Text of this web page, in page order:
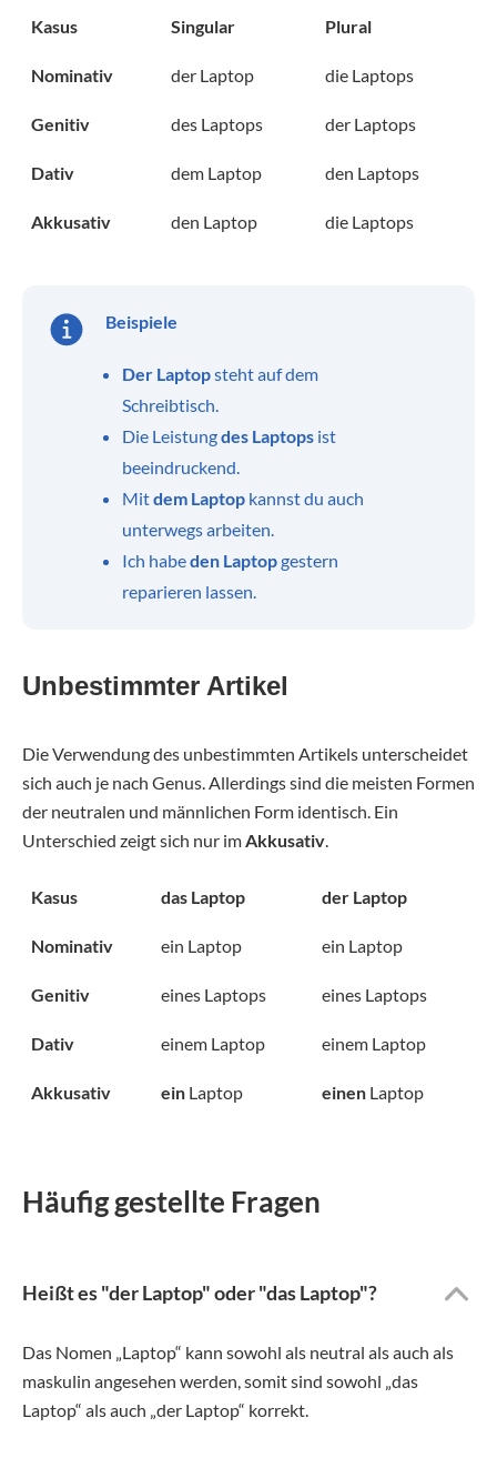
Kasus Singular Plural
Nominativ der Laptop die Laptops
Genitiv des Laptops der Laptops
Dativ dem Laptop den Laptops
Akkusativ den Laptop die Laptops
Beispiele
Der Laptopsteht auf dem
Schreibtisch.
Die Leistungdes Laptops ist
beeindruckend.
Mitdem Laptop kannst du auch
unterwegs arbeiten.
Ich habeden Laptopgestern
reparieren lassen.
Unbestimmter Artikel
Die Verwendung des unbestimmten Artikels unterscheidet
sich auch je nach Genus. Allerdings sind die meisten Formen
der neutralen und männlichen Form identisch. Ein
Unterschied zeigt sich nur imAkkusativ.
Kasus das Laptop der Laptop
Nominativ ein Laptop ein Laptop
Genitiv eines Laptops eines Laptops
Dativ einem Laptop einem Laptop
Akkusativ ein Laptop einen Laptop
Häufig gestellte Fragen
Heißt es "der Laptop" oder "das Laptop"?
Das Nomen „Laptop“ kann sowohl als neutral als auch als
maskulin angesehen werden, somit sind sowohl „das
Laptop“ als auch „der Laptop“ korrekt.